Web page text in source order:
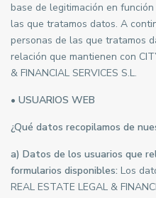
base de legitimación en
las que tratamos datos. A
personas de las que tratamos
relación que mantienen con
& FINANCIAL SERVICES S.L.
• USUARIOS WEB
¿Qué datos recopilamos de
a) Datos de los usuarios que
formularios disponibles: Los
REAL ESTATE LEGAL &